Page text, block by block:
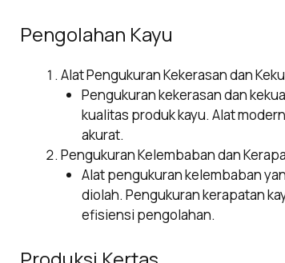
Pengolahan Kayu
Alat Pengukuran Kekerasan dan
Pengukuran kekerasan dan
kualitas produk kayu. Alat
akurat.
Pengukuran Kelembaban dan
Alat pengukuran kelembaban
diolah. Pengukuran kerapatan
efisiensi pengolahan.